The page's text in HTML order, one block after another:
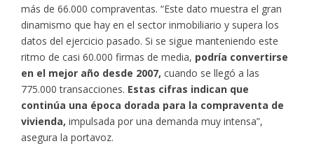
más de 66.000 compraventas. “Este dato muestra el gran
dinamismo que hay en el sector inmobiliario y supera los
datos del ejercicio pasado. Si se sigue manteniendo este
ritmo de casi 60.000 firmas de media, podría convertirse
en el mejor año desde 2007, cuando se llegó a las
775.000 transacciones. Estas cifras indican que
continúa una época dorada para la compraventa de
vivienda, impulsada por una demanda muy intensa”,
asegura la portavoz.